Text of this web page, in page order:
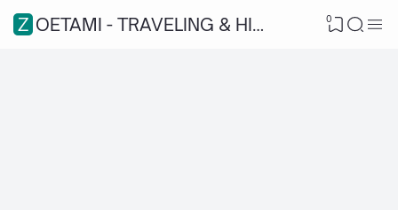
ZOETAMI - TRAVELING & HIKING 0